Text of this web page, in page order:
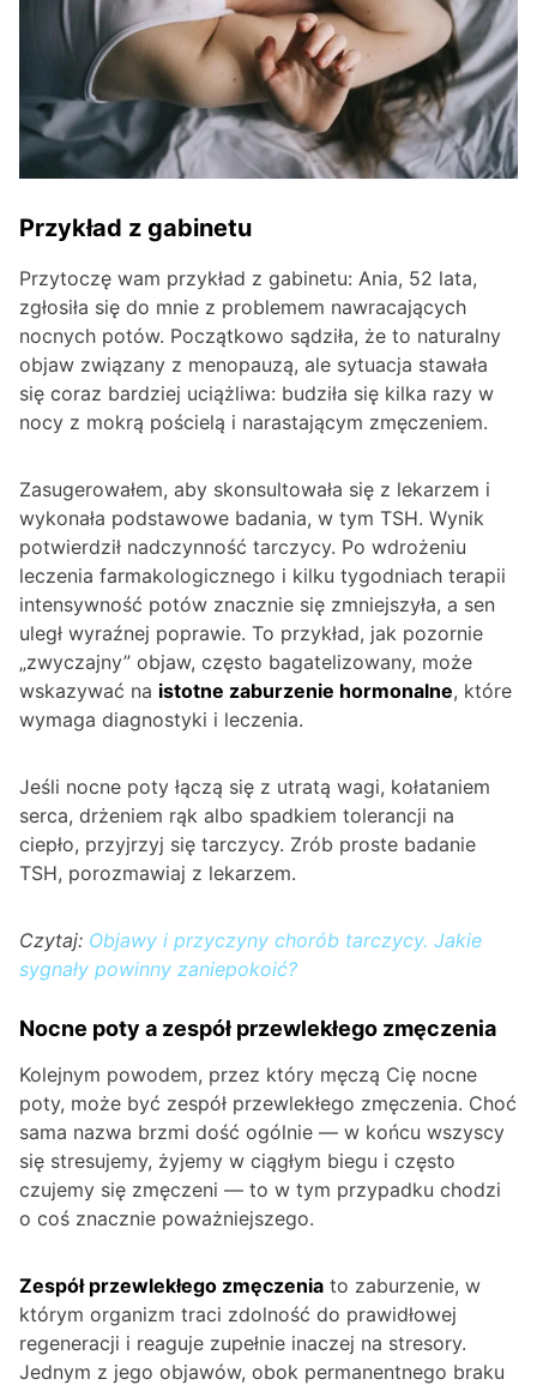
Przykład z gabinetu
Przytoczę wam przykład z gabinetu: Ania, 52 lata,
zgłosiła się do mnie z problemem nawracających
nocnych potów. Początkowo sądziła, że to naturalny
objaw związany z menopauzą, ale sytuacja stawała
się coraz bardziej uciążliwa: budziła się kilka razy w
nocy z mokrą pościelą i narastającym zmęczeniem.
Zasugerowałem, aby skonsultowała się z lekarzem i
wykonała podstawowe badania, w tym TSH. Wynik
potwierdził nadczynność tarczycy. Po wdrożeniu
leczenia farmakologicznego i kilku tygodniach terapii
intensywność potów znacznie się zmniejszyła, a sen
uległ wyraźnej poprawie. To przykład, jak pozornie
„zwyczajny” objaw, często bagatelizowany, może
wskazywać na istotne zaburzenie hormonalne, które
wymaga diagnostyki i leczenia.
Jeśli nocne poty łączą się z utratą wagi, kołataniem
serca, drżeniem rąk albo spadkiem tolerancji na
ciepło, przyjrzyj się tarczycy. Zrób proste badanie
TSH, porozmawiaj z lekarzem.
Czytaj: Objawy i przyczyny chorób tarczycy. Jakie
sygnały powinny zaniepokoić?
Nocne poty a zespół przewlekłego zmęczenia
Kolejnym powodem, przez który męczą Cię nocne
poty, może być zespół przewlekłego zmęczenia. Choć
sama nazwa brzmi dość ogólnie — w końcu wszyscy
się stresujemy, żyjemy w ciągłym biegu i często
czujemy się zmęczeni — to w tym przypadku chodzi
o coś znacznie poważniejszego.
Zespół przewlekłego zmęczenia to zaburzenie, w
którym organizm traci zdolność do prawidłowej
regeneracji i reaguje zupełnie inaczej na stresory.
Jednym z jego objawów, obok permanentnego braku